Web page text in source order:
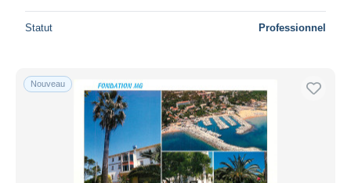
Statut Professionnel
Nouveau